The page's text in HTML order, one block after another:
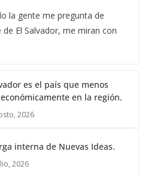
la gente me pregunta de
El Salvador, me miran con
es el país que menos
en la región.
2026
interna de Nuevas Ideas.
2026